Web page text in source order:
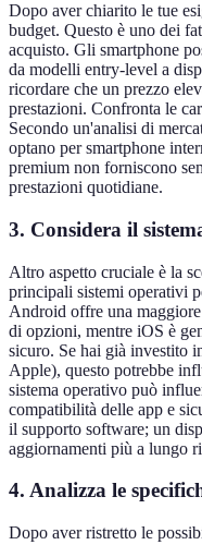
Dopo aver chiarito le tue
budget. Questo è uno dei
acquisto. Gli smartphone
da modelli entry-level a
ricordare che un prezzo
prestazioni. Confronta le
Secondo un'analisi di
optano per smartphone
premium non forniscono
prestazioni quotidiane.
3. Considera il
Altro aspetto cruciale è la
principali sistemi operativi
Android offre una
di opzioni, mentre iOS è
sicuro. Se hai già investito
Apple), questo potrebbe
sistema operativo può
compatibilità delle app e
il supporto software; un
aggiornamenti più a lungo
4. Analizza le
Dopo aver ristretto le